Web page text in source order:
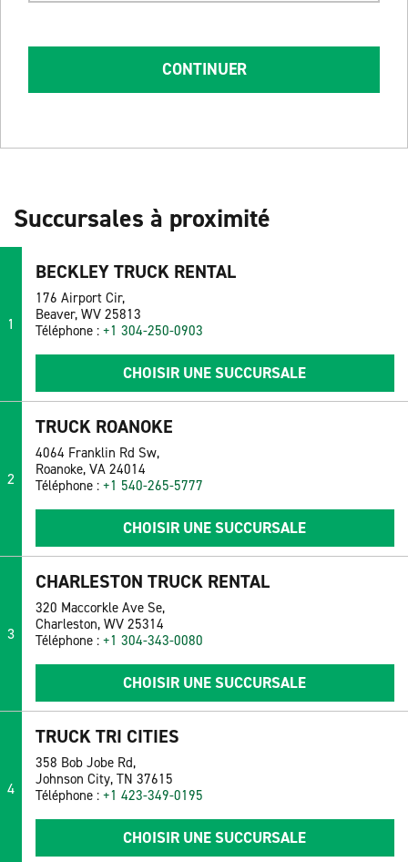
CONTINUER
Succursales à proximité
1
BECKLEY TRUCK RENTAL
176 Airport Cir,
Beaver, WV 25813
Téléphone : +1 304-250-0903
CHOISIR UNE SUCCURSALE
2
TRUCK ROANOKE
4064 Franklin Rd Sw,
Roanoke, VA 24014
Téléphone : +1 540-265-5777
CHOISIR UNE SUCCURSALE
3
CHARLESTON TRUCK RENTAL
320 Maccorkle Ave Se,
Charleston, WV 25314
Téléphone : +1 304-343-0080
CHOISIR UNE SUCCURSALE
4
TRUCK TRI CITIES
358 Bob Jobe Rd,
Johnson City, TN 37615
Téléphone : +1 423-349-0195
CHOISIR UNE SUCCURSALE